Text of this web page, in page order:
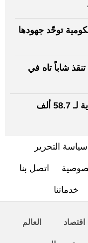
توحّد جهودها
شاباً تاه في
«الإسعاف الوطني» يقدم الرعاية لـ 58.7 ألف
سياسة التحرير
اتصل بنا
خدماتنا
اقتصاد العالم